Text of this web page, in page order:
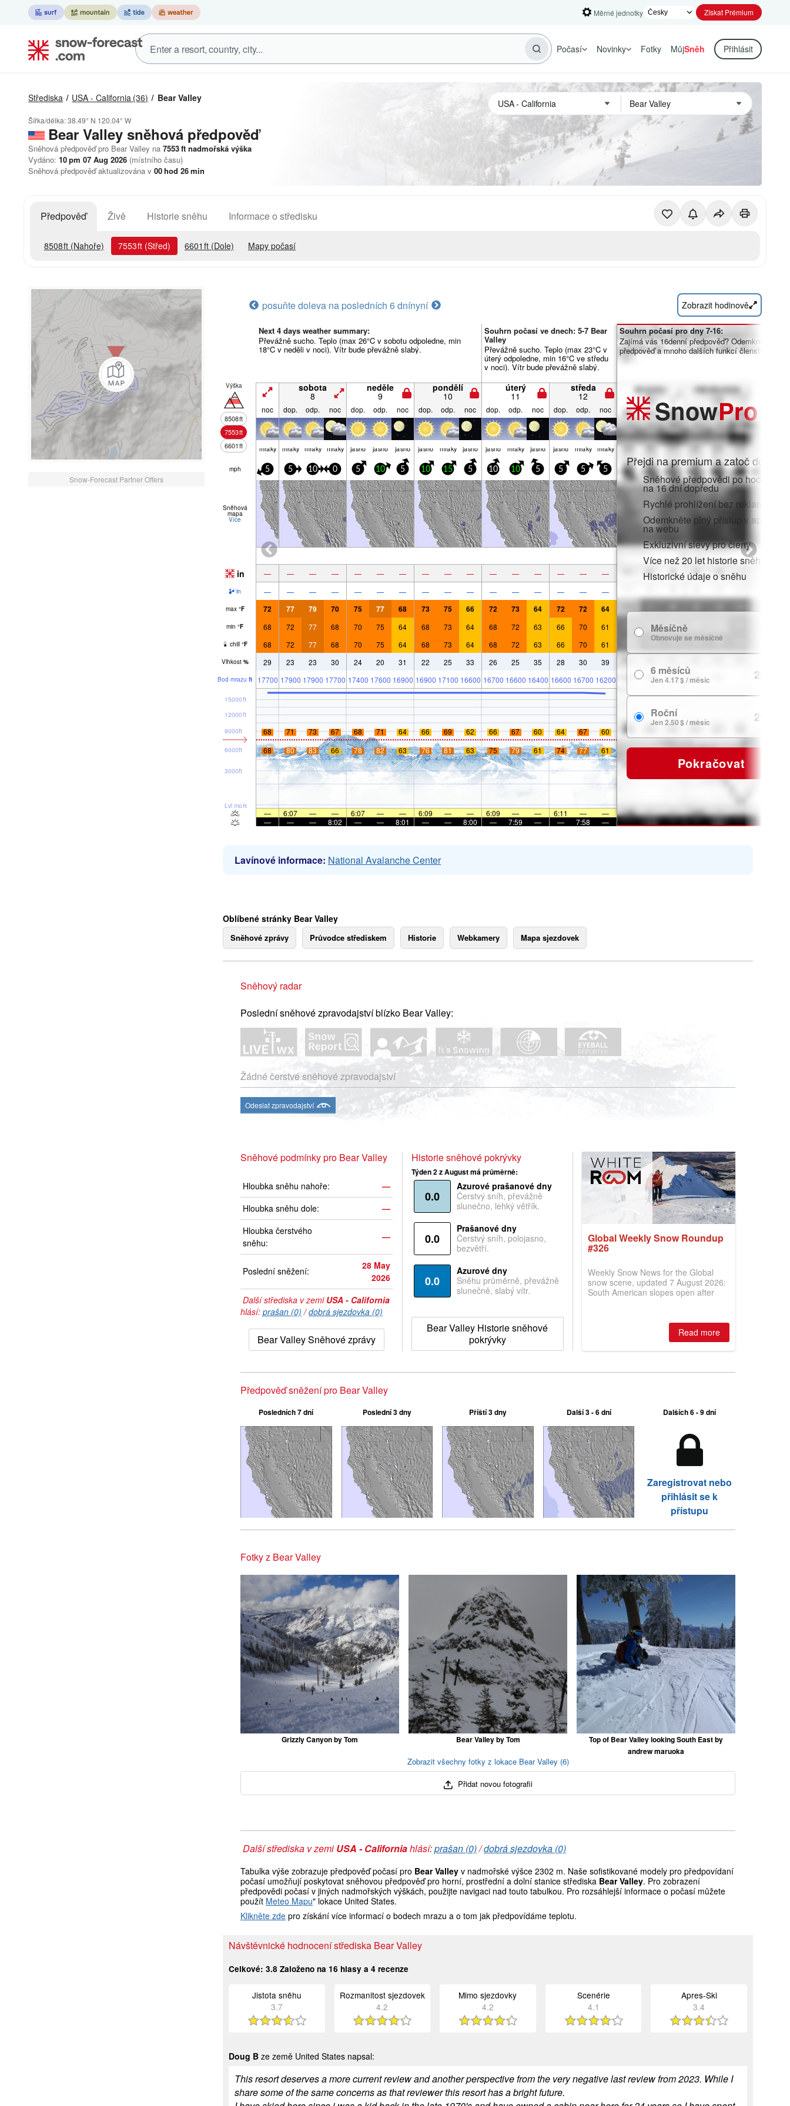
Měrné jednotky Získat Prémium
Počasí Novinky Fotky MůjSněh Přihlásit
Střediska USA - California (36) Bear Valley
Šířka/délka:38.49° N 120.04° W
Bear Valley sněhová předpověď
Sněhová předpověď pro Bear Valley na 7553ft nadmořská výška
Vydáno: 10 pm 07 Aug 2026 (místního času)
Sněhová předpověď aktualizována v 00hod 26min
Předpověď Živě Historie sněhu Informace o středisku
8508ft (Nahoře) 7553ft (Střed) 6601 ft (Dole) Mapy počasí
Snow-Forecast Partner Offers
posuňte doleva na posledních 6 dnínyní Zobrazit hodinově
Next 4 days weather summary:
Převážně sucho. Teplo (max 26°C v sobotu odpoledne, min
18°C v neděli v noci). Vítr bude převážně slabý.
Souhrn počasí ve dnech: 5-7 Bear
Valley
Převážně sucho. Teplo (max 23°C v
úterý odpoledne, min 16°C ve středu
v noci). Vítr bude převážně slabý.
Výška
8508ft
7553ft
6601ft
sobota
8
neděle
9
pondělí
10
úterý
11
středa
12
noc dop. odp. noc dop. odp. noc dop. odp. noc dop. odp. noc dop. odp. noc
mraky mraky mraky mraky jasno jasno jasno jasno mraky jasno jasno mraky jasno jasno mraky mraky
mph 5 5 10 0 5 10 5 10 15 5 10 10 5 5 5 5
Sněhová
mapa
Více
in — — — — — — — — — — — — — — — —
in — — — — — — — — — — — — — — — —
max °F 72 77 79 70 75 77 68 73 75 66 72 73 64 72 72 64
min °F 68 72 77 68 70 75 64 68 73 64 68 72 63 66 70 61
chill °F 68 72 77 68 70 75 64 68 73 64 68 72 63 66 70 61
Vlhkost % 29 23 23 30 24 20 31 22 25 33 26 25 35 28 30 39
Bod mrazu ft 17700 17900 17900 17700 17400 17600 16900 16900 17100 16600 16700 16600 16400 16600 16700 16200
Lvl moře
3000ft
6000ft
9000ft
12000ft
15000ft
68 71 73 67 68 71 64 66 69 62 66 67 60 64 67
60
68
80 83 66 78 82 63 76 81 63 75 79 61 74 77 61
— 6:07 — — 6:07 — — 6:09 — — 6:09 — — 6:11 —
—
—
— — 8:02 — — 8:01 — — 8:00 — 7:59 — — 7:58 —
Souhrn počasí pro dny 7-16:
Zajímá vás 16denní předpověď? Odemkněte
předpověď a mnoho dalších funkcí členstvím Pro.
SnowPro
Přejdi na premium a zatoč do:
Sněhové předpovědi po hodinách
na 16 dní dopředu
Rychlé prohlížení bez reklam
Odemkněte plný přístup v aplikaci i
na webu
Exkluzivní slevy pro členy
Více než 20 let historie sněhu
Historické údaje o sněhu
Měsíčně
Obnovuje se měsíčně
6 měsíců
Jen 4.17 $ / měsíc 24.99 $
Roční
Jen 2.50 $ / měsíc 29.99 $
Pokračovat
Lavínové informace: National Avalanche Center
Oblíbené stránky Bear Valley
Sněhové zprávy Průvodce střediskem Historie Webkamery Mapa sjezdovek
Sněhový radar
Poslední sněhové zpravodajství blízko Bear Valley:
Žádné čerstvé sněhové zpravodajství
Odeslat zpravodajství
Sněhové podmínky pro Bear Valley
Hloubka sněhu nahoře:
—
Hloubka sněhu dole:
—
Hloubka čerstvého
sněhu:
—
Poslední sněžení:
28 May
2026
Další střediska v zemi USA - California
hlásí: prašan (0) /dobrá sjezdovka (0)
Bear Valley Sněhové zprávy
Historie sněhové pokrývky
Týden 2 z August má průměrně:
0.0
Azurové prašanové dny
Čerstvý sníh, převážně
slunečno, lehký větřík.
0.0
Prašanové dny
Čerstvý sníh, polojasno,
bezvětří.
0.0
Azurové dny
Sněhu průměrně, převážně
slunečně, slabý vítr.
Bear Valley Historie sněhové
pokrývky
Global Weekly Snow Roundup
#326
Weekly Snow News for the Global
snow scene, updated 7 August 2026:
South American slopes open after
Australian areas open most terrain of
2026, northern hemisphere down to
two outdoor areas still open.
Read more
Předpověď sněžení pro Bear Valley
Posledních 7 dní Poslední 3 dny Příští 3 dny Další 3 - 6 dní Dalších 6 - 9 dní
Zaregistrovat nebo
přihlásit se k
přístupu
Fotky z Bear Valley
Grizzly Canyon by Tom Bear Valley by Tom
Top of Bear Valley looking South East by
andrew maruoka
Zobrazit všechny fotky z lokace Bear Valley (6)
Přidat novou fotografii
Další střediska v zemi USA - Californiahlásí:prašan (0)/dobrá sjezdovka (0)
Tabulka výše zobrazuje předpověď počasí pro Bear Valley v nadmořské výšce 2302 m. Naše sofistikované modely pro předpovídaní
počasí umožňují poskytovat sněhovou předpověď pro horní, prostřední a dolní stanice střediska Bear Valley. Pro zobrazení
předpovědi počasí v jiných nadmořských výškách, použijte navigaci nad touto tabulkou. Pro rozsáhlejší informace o počasí můžete
použít Meteo Mapu" lokace United States.
Klikněte zde pro získání více informací o bodech mrazu a o tom jak předpovídáme teplotu.
Návštěvnické hodnocení střediska Bear Valley
Celkové: 3.8 Založeno na 16 hlasy a 4 recenze
Jistota sněhu
3.7
Rozmanitost sjezdovek
4.2
Mimo sjezdovky
4.2
Scenérie
4.1
Apres-Ski
3.4
Doug B ze země United States napsal:
This resort deserves a more current review and another perspective from the very negative last review from 2023. While I
share some of the same concerns as that reviewer this resort has a bright future.